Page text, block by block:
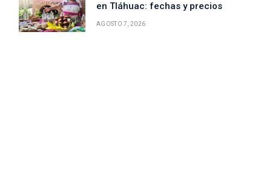
en Tláhuac: fechas y precios
AGOSTO 7, 2026